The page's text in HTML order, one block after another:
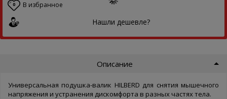
0 В избранное
Нашли дешевле?
Описание
Универсальная подушка-валик HILBERD для снятия мышечного
напряжения и устранения дискомфорта в разных частях тела.